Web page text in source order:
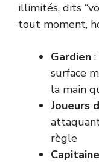
illimités, dits
tout moment,
Gardien
surface
la main
Joueurs
règle
Capitaine